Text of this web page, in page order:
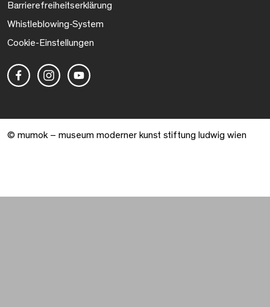
Barrierefreiheitserklärung
Whistleblowing-System
Cookie-Einstellungen
© mumok – museum moderner kunst stiftung ludwig wien